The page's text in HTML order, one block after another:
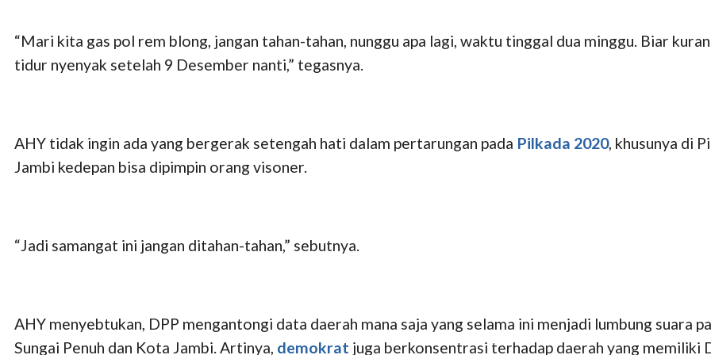
“Mari kita gas pol rem blong, jangan tahan-tahan, nunggu apa lagi, waktu tinggal dua minggu. Biar
tidur nyenyak setelah 9 Desember nanti,” tegasnya.
AHY tidak ingin ada yang bergerak setengah hati dalam pertarungan pada Pilkada 2020, khusunya di
Jambi kedepan bisa dipimpin orang visoner.
“Jadi samangat ini jangan ditahan-tahan,” sebutnya.
AHY menyebtukan, DPP mengantongi data daerah mana saja yang selama ini menjadi lumbung suara
Sungai Penuh dan Kota Jambi. Artinya, demokrat juga berkonsentrasi terhadap daerah yang memiliki